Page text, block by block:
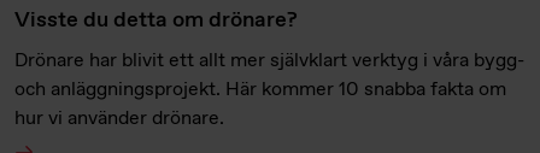
Visste du detta om drönare?
Drönare har blivit ett allt mer självklart verktyg i våra bygg-
och anläggningsprojekt. Här kommer 10 snabba fakta om
hur vi använder drönare.